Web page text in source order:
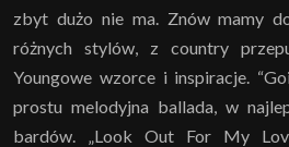
zbyt dużo nie ma. Znów mamy
różnych stylów, z country
Youngowe wzorce i inspiracje.
prostu melodyjna ballada, w
bardów. „Look Out For My